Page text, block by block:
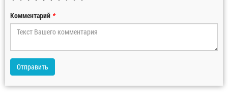
Комментарий *
Отправить